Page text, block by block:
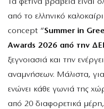
Τα φετινά βραβεία είναι
από το ελληνικό
concept “Summer in
Awards 2026 από την
ξεγνοιασιά και την
αναμνήσεων. Μάλιστα,
ενώνει κάθε γωνιά της
από 20 διαφορετικά